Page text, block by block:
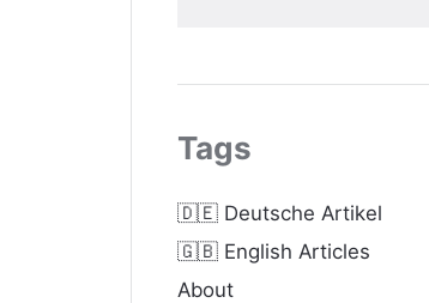
Tags
🇩🇪 Deutsche Artikel
🇬🇧 English Articles
About